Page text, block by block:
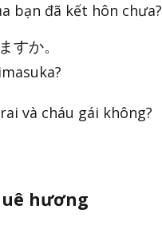
bạn đã kết hôn chưa?
すか。
và cháu gái không?
hương